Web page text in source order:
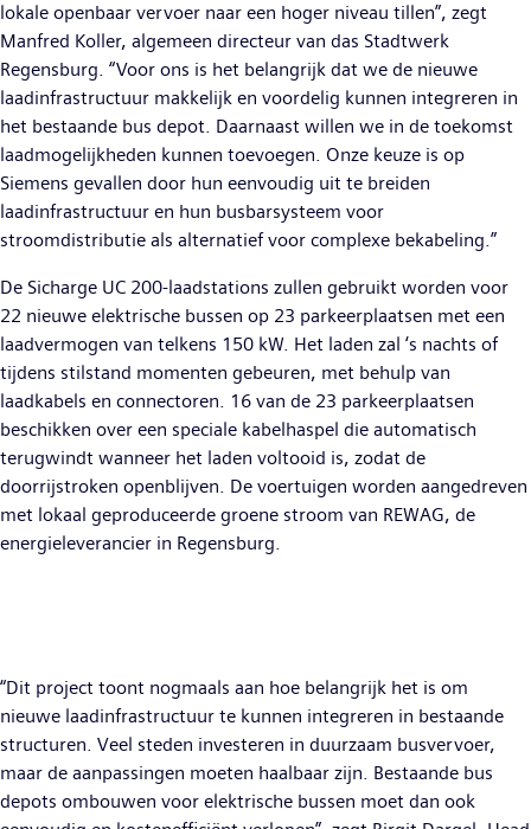
lokale openbaar vervoer naar een hoger niveau tillen”, zegt
Manfred Koller, algemeen directeur van das Stadtwerk
Regensburg. “Voor ons is het belangrijk dat we de nieuwe
laadinfrastructuur makkelijk en voordelig kunnen integreren in
het bestaande bus depot. Daarnaast willen we in de toekomst
laadmogelijkheden kunnen toevoegen. Onze keuze is op
Siemens gevallen door hun eenvoudig uit te breiden
laadinfrastructuur en hun busbarsysteem voor
stroomdistributie als alternatief voor complexe bekabeling.”
De Sicharge UC 200-laadstations zullen gebruikt worden voor
22 nieuwe elektrische bussen op 23 parkeerplaatsen met een
laadvermogen van telkens 150 kW. Het laden zal ‘s nachts of
tijdens stilstand momenten gebeuren, met behulp van
laadkabels en connectoren. 16 van de 23 parkeerplaatsen
beschikken over een speciale kabelhaspel die automatisch
terugwindt wanneer het laden voltooid is, zodat de
doorrijstroken openblijven. De voertuigen worden aangedreven
met lokaal geproduceerde groene stroom van REWAG, de
energieleverancier in Regensburg.
“Dit project toont nogmaals aan hoe belangrijk het is om
nieuwe laadinfrastructuur te kunnen integreren in bestaande
structuren. Veel steden investeren in duurzaam busvervoer,
maar de aanpassingen moeten haalbaar zijn. Bestaande bus
depots ombouwen voor elektrische bussen moet dan ook